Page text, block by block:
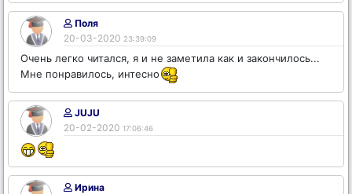
Поля
20-03-2020 23:39:09
Очень легко читался, я и не заметила как и закончилось...
Мне понравилось, интесно
JUJU
20-02-2020 17:06:46
Ирина